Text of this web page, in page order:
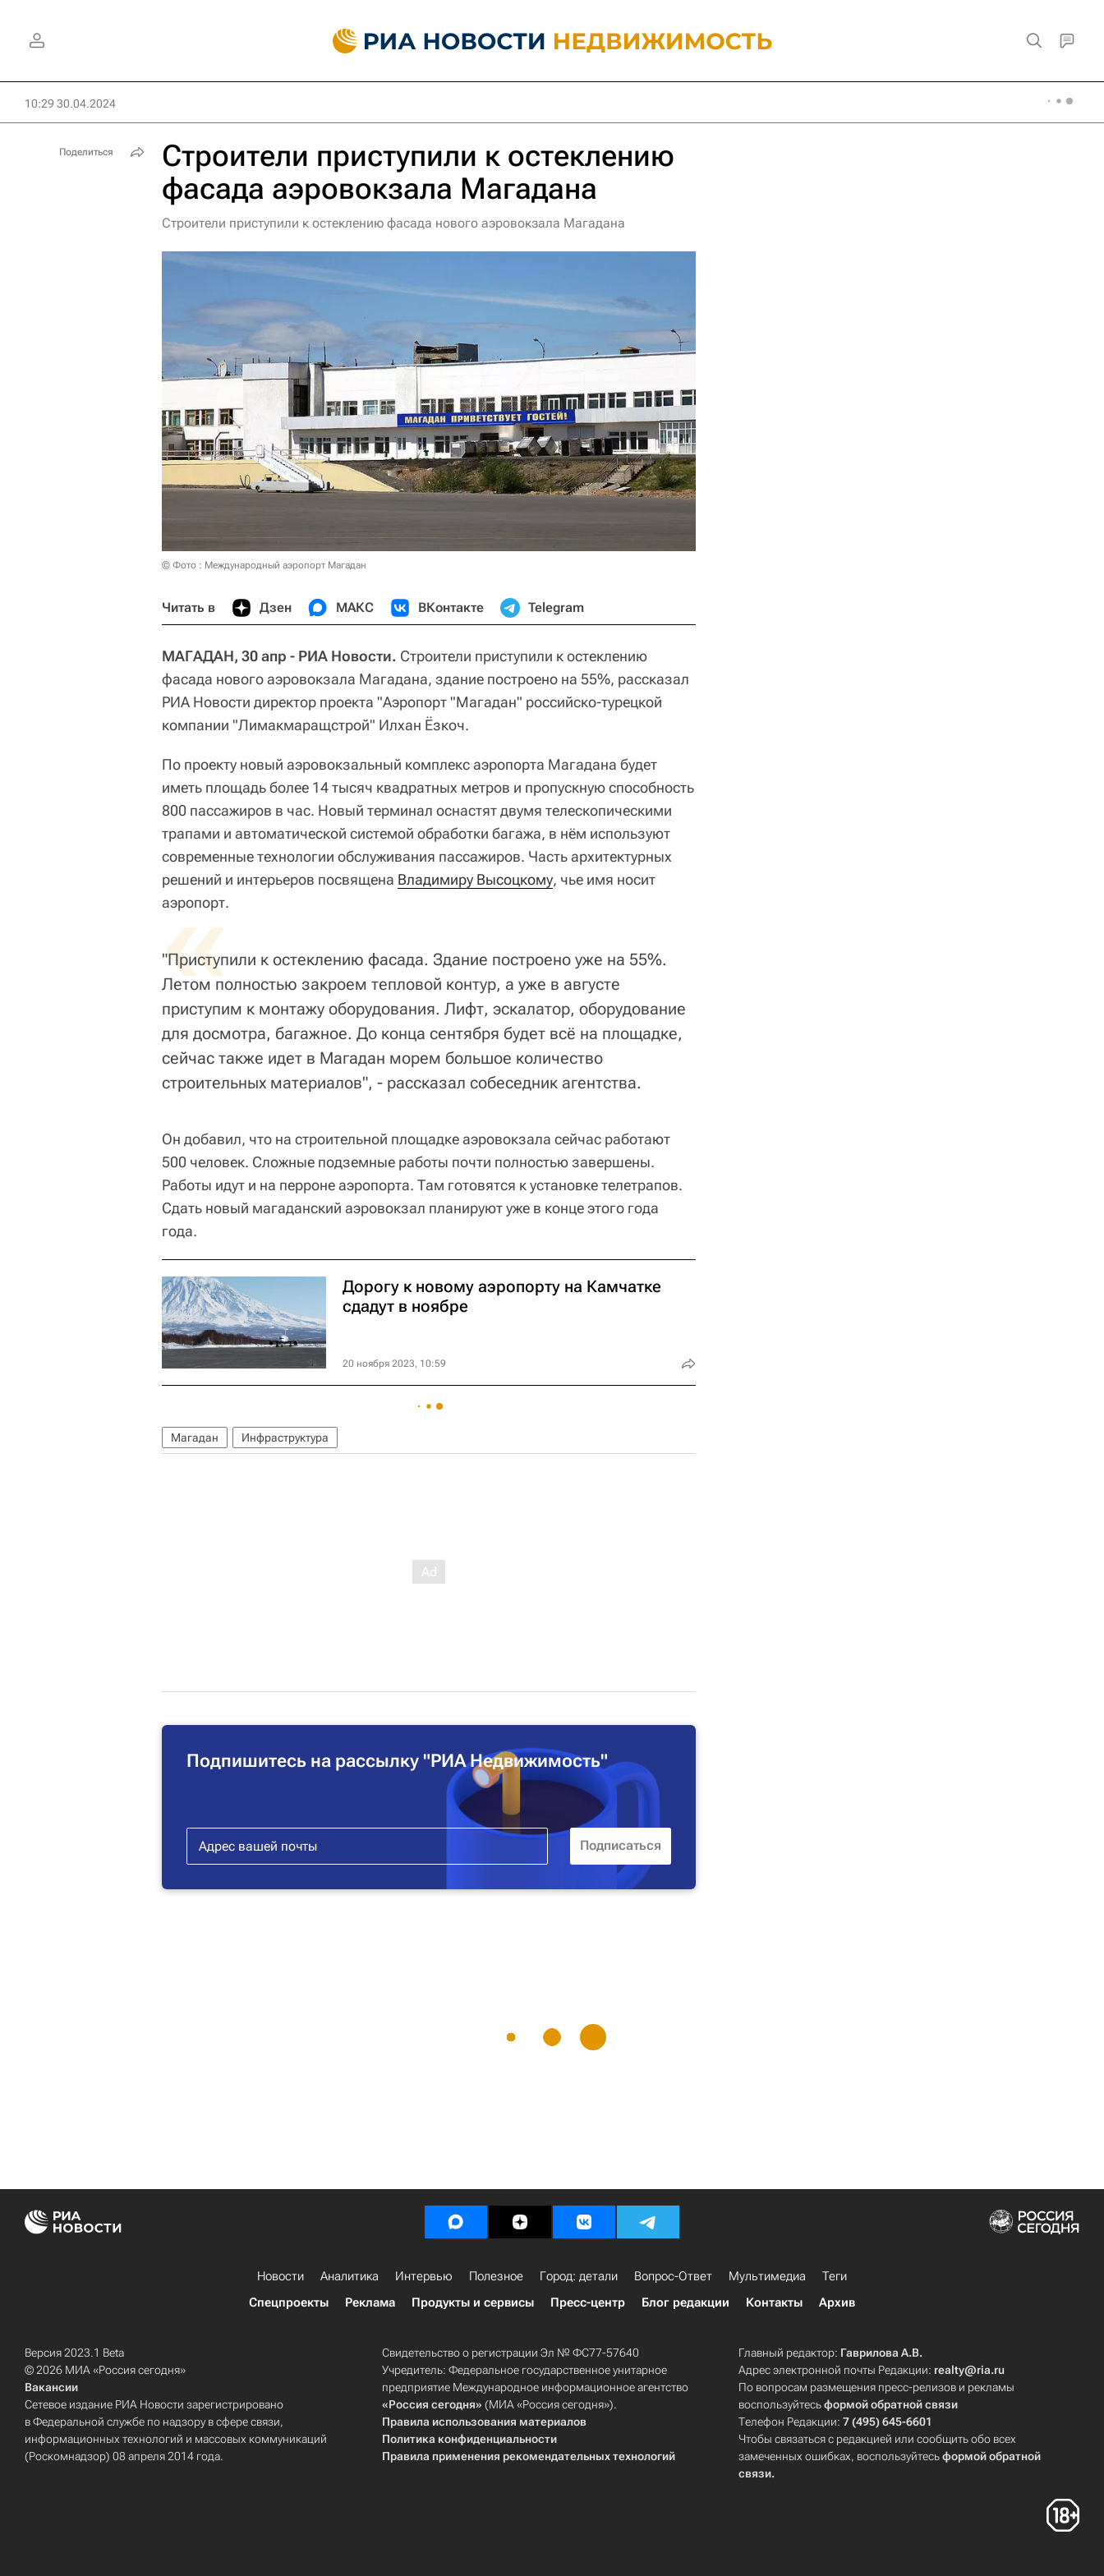
10:29 30.04.2024
Строители приступили к остеклению
фасада аэровокзала Магадана
Строители приступили к остеклению фасада нового аэровокзала Магадана
© Фото : Международный аэропорт Магадан
Читать в Дзен МАКС ВКонтакте Telegram
МАГАДАН, 30 апр - РИА Новости. Строители приступили к остеклению
фасада нового аэровокзала Магадана, здание построено на 55%, рассказал
РИА Новости директор проекта "Аэропорт "Магадан" российско-турецкой
компании "Лимакмаращстрой" Илхан Ёзкоч.
По проекту новый аэровокзальный комплекс аэропорта Магадана будет
иметь площадь более 14 тысяч квадратных метров и пропускную способность
800 пассажиров в час. Новый терминал оснастят двумя телескопическими
трапами и автоматической системой обработки багажа, в нём используют
современные технологии обслуживания пассажиров. Часть архитектурных
решений и интерьеров посвящена Владимиру Высоцкому, чье имя носит
аэропорт.
«
"Приступили к остеклению фасада. Здание построено уже на 55%.
Летом полностью закроем тепловой контур, а уже в августе
приступим к монтажу оборудования. Лифт, эскалатор, оборудование
для досмотра, багажное. До конца сентября будет всё на площадке,
сейчас также идет в Магадан морем большое количество
строительных материалов", - рассказал собеседник агентства.
Он добавил, что на строительной площадке аэровокзала сейчас работают
500 человек. Сложные подземные работы почти полностью завершены.
Работы идут и на перроне аэропорта. Там готовятся к установке телетрапов.
Сдать новый магаданский аэровокзал планируют уже в конце этого года
года.
Дорогу к новому аэропорту на Камчатке
сдадут в ноябре
20 ноября 2023, 10:59
Магадан Инфраструктура
Подпишитесь на рассылку "РИА Недвижимость"
Поделиться
Новости Аналитика Интервью Полезное Город: детали Вопрос-Ответ Мультимедиа
Теги
Спецпроекты
Реклама Продукты и сервисы Пресс-центр Блог редакции Контакты Архив
Версия 2023.1 Beta
© 2026 МИА «Россия сегодня»
Вакансии
Сетевое издание РИА Новости зарегистрировано
в Федеральной службе по надзору в сфере связи,
информационных технологий и массовых коммуникаций
(Роскомнадзор) 08 апреля 2014 года.
Свидетельство о регистрации Эл № ФС77-57640
Учредитель: Федеральное государственное унитарное
предприятие Международное информационное агентство
«Россия сегодня» (МИА «Россия сегодня»).
Правила использования материалов
Политика конфиденциальности
Правила применения рекомендательных технологий
Главный редактор: Гаврилова А.В.
Адрес электронной почты Редакции: realty@ria.ru
По вопросам размещения пресс-релизов и рекламы
воспользуйтесьформой обратной связи
Телефон Редакции:7 (495) 645-6601
Чтобы связаться с редакцией или сообщить обо всех
замеченных ошибках, воспользуйтесьформой обратной
связи.